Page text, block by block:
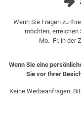
Wenn Sie Fragen zu
möchten, erreichen
Mo.- Fr. in der
Wenn Sie eine
Sie vor Ihrer
Keine Werbeanfragen: